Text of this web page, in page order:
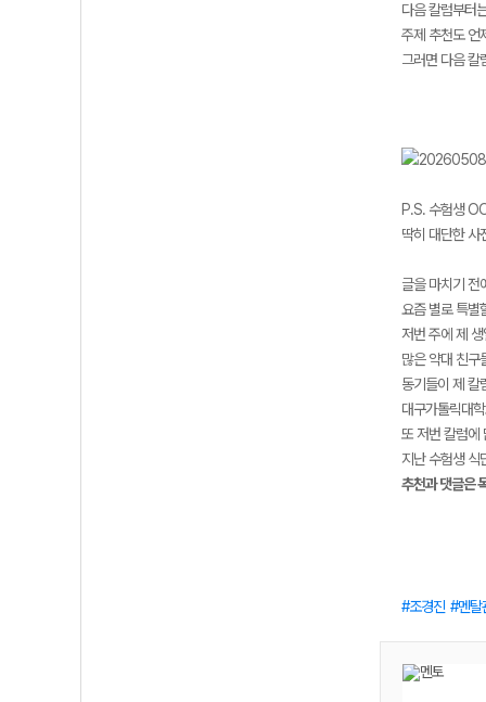
다음 칼럼부터
주제 추천도 언
그러면 다음 칼
P.S. 수험생
딱히 대단한 사
글을 마치기 전
요즘 별로 특별
저번 주에 제
많은 약대 친구
동기들이 제 칼
대구가톨릭대
또 저번 칼럼에
지난 수험생 식
추천과 댓글은
조경진 멘탈